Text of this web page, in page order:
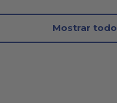
Mostrar todo